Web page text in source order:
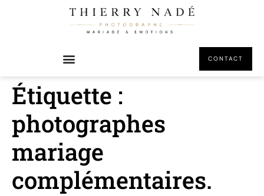
CONTACT
Étiquette :
photographes
mariage
complémentaires.